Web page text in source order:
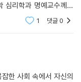
위생학회 고문인 가토
이론을 토대로 현대 사
것도 현대의 불안 요
회 문제와 깊은 연관이
리학과 명예교수께서
＜내가 지금 이럴 때가
1 댓글0
한 사회 속에서 자신의